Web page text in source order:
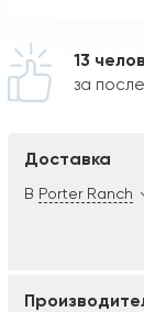
13
за
Доставка
В Porter Ranch